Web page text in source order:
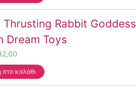
Thrusting Rabbit Goddess
Dream Toys
καλάθι